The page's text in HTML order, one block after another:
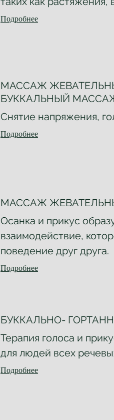
Подробнее
МАССАЖ
БУККАЛЬНЫЙ
Снятие напряжения,
Подробнее
МАССАЖ
Осанка и прикус
взаимодействие,
поведение друг друга.
Подробнее
БУККАЛЬНО-
Терапия голоса и
для людей всех
Подробнее